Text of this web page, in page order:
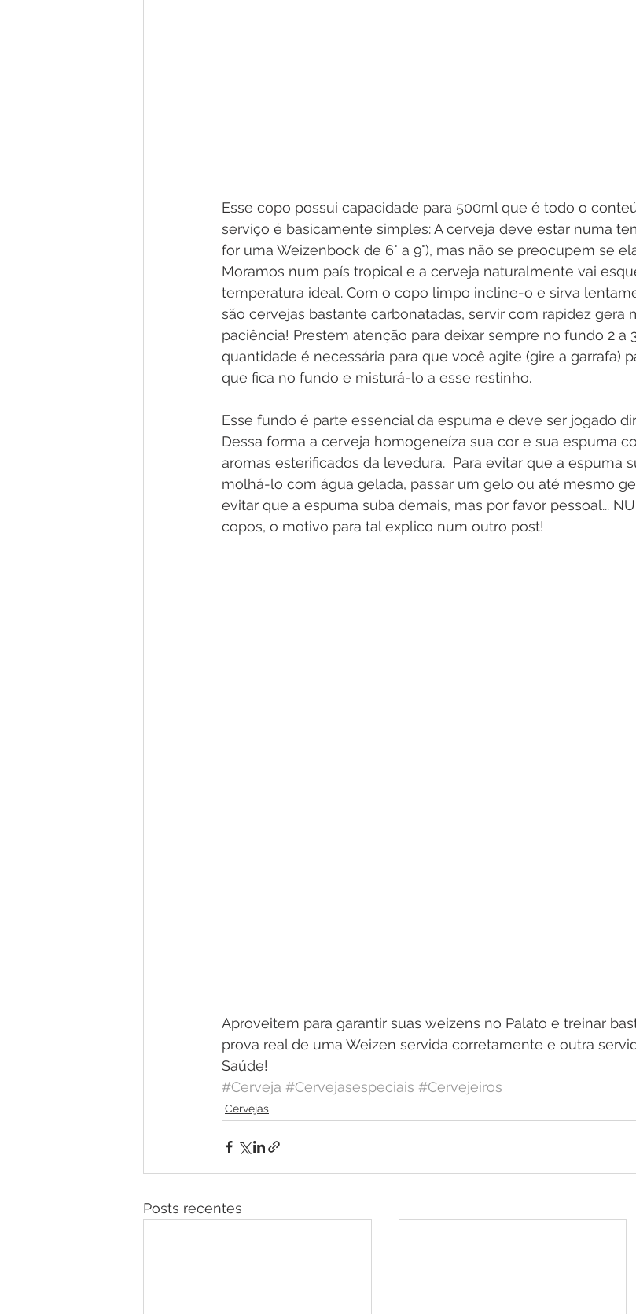
Esse copo possui capacidade para 500ml que é todo o
serviço é basicamente simples: A cerveja deve estar numa
for uma Weizenbock de 6° a 9°), mas não se preocupem se
Moramos num país tropical e a cerveja naturalmente vai
temperatura ideal. Com o copo limpo incline-o e sirva
são cervejas bastante carbonatadas, servir com rapidez gera
paciência! Prestem atenção para deixar sempre no fundo 2 a
quantidade é necessária para que você agite (gire a garrafa)
que fica no fundo e misturá-lo a esse restinho.
Esse fundo é parte essencial da espuma e deve ser jogado
Dessa forma a cerveja homogeneíza sua cor e sua espuma
aromas esterificados da levedura.  Para evitar que a espuma
molhá-lo com água gelada, passar um gelo ou até mesmo
evitar que a espuma suba demais, mas por favor pessoal...
copos, o motivo para tal explico num outro post!
Aproveitem para garantir suas weizens no Palato e treinar
prova real de uma Weizen servida corretamente e outra
Saúde!
#Cerveja #Cervejasespeciais #Cervejeiros
Cervejas
Posts recentes